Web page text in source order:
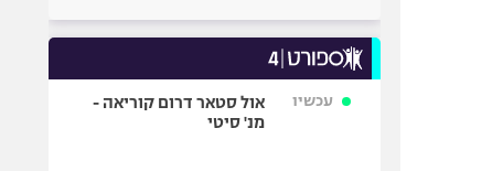
עכשיו
אול סטאר דרום קוריאה -
מנ' סיטי